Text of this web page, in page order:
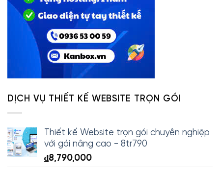
DỊCH VỤ THIẾT KẾ WEBSITE TRỌN GÓI
Thiết kế Website trọn gói chuyên nghiệp
với gói nâng cao - 8tr790
₫8,790,000